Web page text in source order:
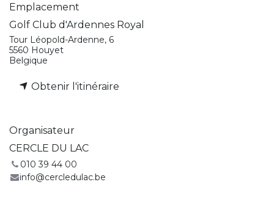
Emplacement
Golf Club d'Ardennes Royal
Tour Léopold-Ardenne, 6
5560 Houyet
Belgique
Obtenir l'itinéraire
Organisateur
CERCLE DU LAC
010 39 44 00
info@cercledulac.be